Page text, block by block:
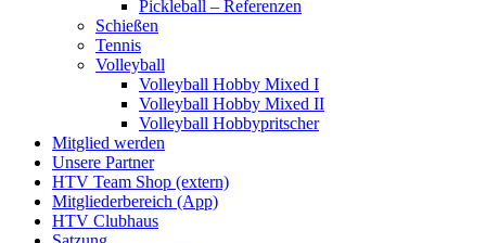
Pickleball – Referenzen
Schießen
Tennis
Volleyball
Volleyball Hobby Mixed I
Volleyball Hobby Mixed II
Volleyball Hobbypritscher
Mitglied werden
Unsere Partner
HTV Team Shop (extern)
Mitgliederbereich (App)
HTV Clubhaus